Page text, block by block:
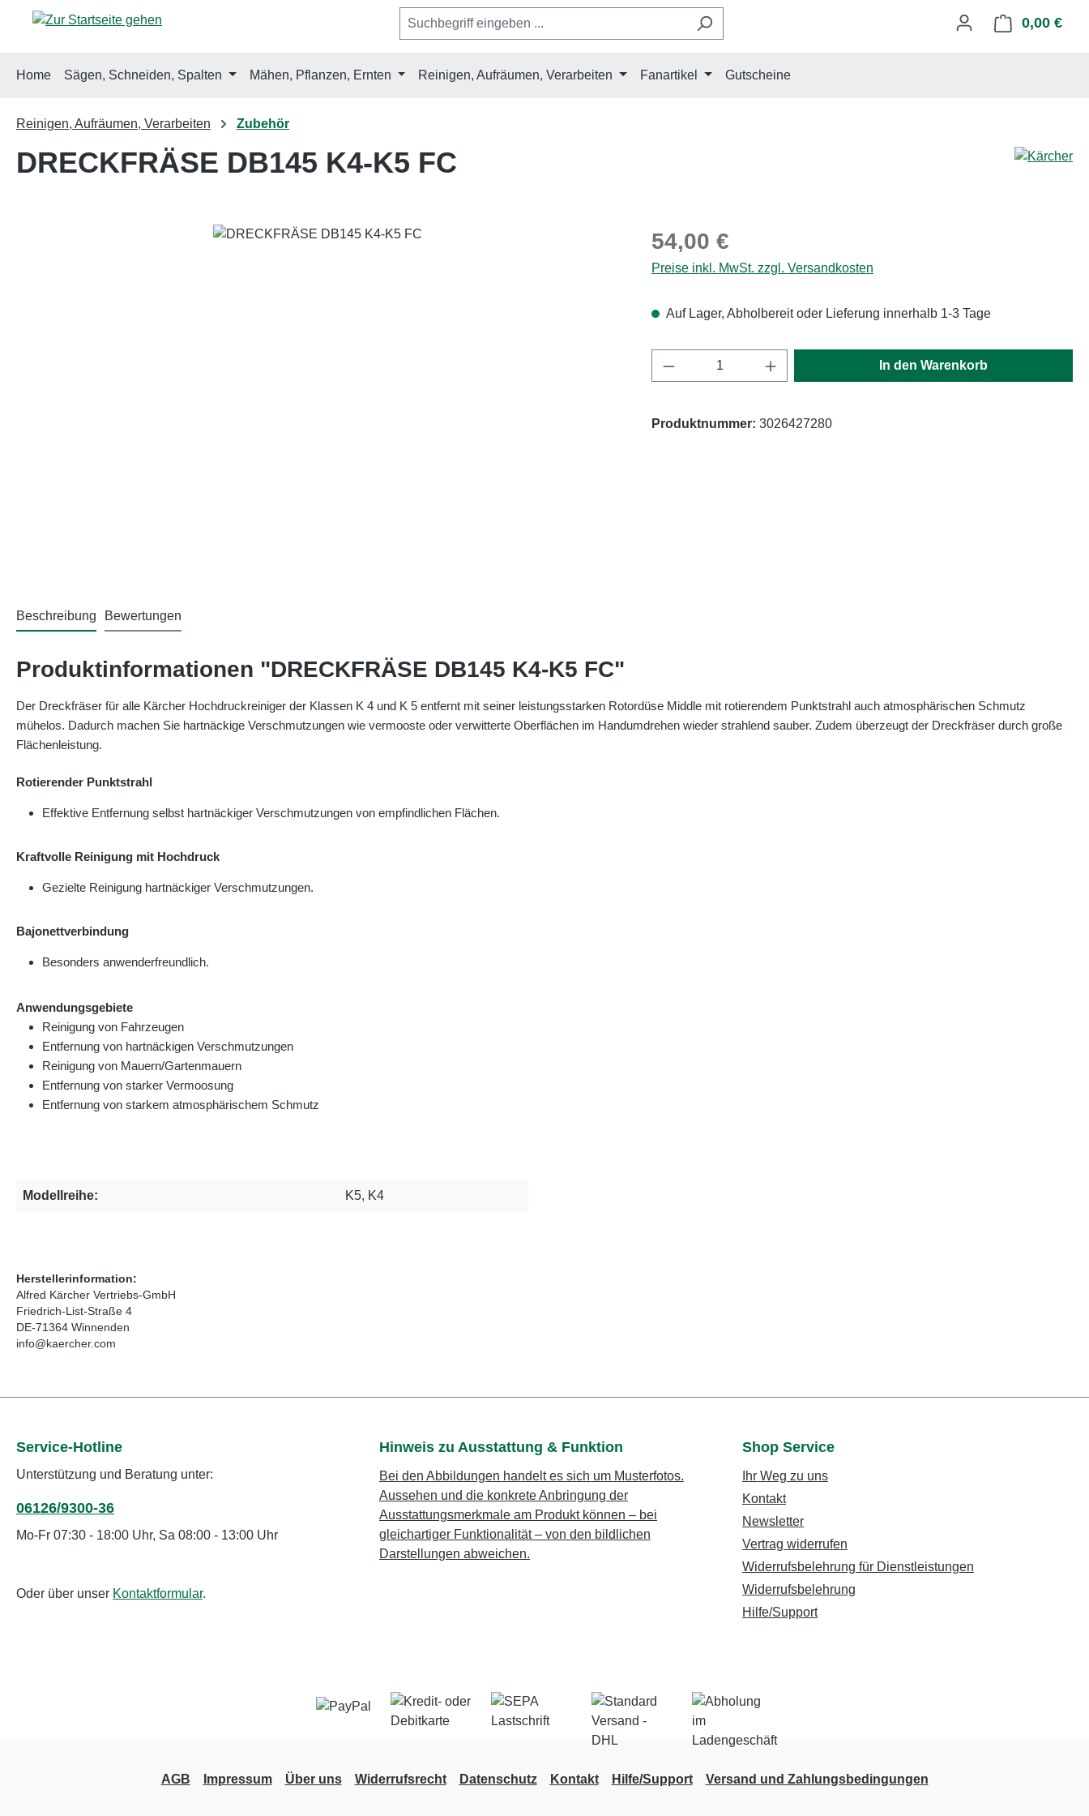
Hauptinhalt springen
Zur Suche springen
Zur Hauptnavigation springen 0,00 €
Home Sägen, Schneiden, Spalten Mähen, Pflanzen, Ernten Reinigen, Aufräumen, Verarbeiten Fanartikel Gutscheine
Reinigen, Aufräumen, Verarbeiten Zubehör
DRECKFRÄSE DB145 K4-K5 FC
Regulärer Preis:
54,00 €
Preise inkl. MwSt. zzgl. Versandkosten
Auf Lager, Abholbereit oder Lieferung innerhalb 1-3 Tage
Produkt Anzahl: Gib den gewünschten Wert ein
In den Warenkorb
Produktnummer: 3026427280
Beschreibung Bewertungen
Produktinformationen "DRECKFRÄSE DB145 K4-K5 FC"
Der Dreckfräser für alle Kärcher Hochdruckreiniger der Klassen K 4 und K 5 entfernt mit seiner leistungsstarken Rotordüse Middle mit rotierendem Punktstrahl auch atmosphärischen Schmutz
mühelos. Dadurch machen Sie hartnäckige Verschmutzungen wie vermooste oder verwitterte Oberflächen im Handumdrehen wieder strahlend sauber. Zudem überzeugt der Dreckfräser durch große
Flächenleistung.
Rotierender Punktstrahl
Effektive Entfernung selbst hartnäckiger Verschmutzungen von empfindlichen Flächen.
Kraftvolle Reinigung mit Hochdruck
Gezielte Reinigung hartnäckiger Verschmutzungen.
Bajonettverbindung
Besonders anwenderfreundlich.
Anwendungsgebiete
Reinigung von Fahrzeugen
Entfernung von hartnäckigen Verschmutzungen
Reinigung von Mauern/Gartenmauern
Entfernung von starker Vermoosung
Entfernung von starkem atmosphärischem Schmutz
Modellreihe: K5, K4
Herstellerinformation:
Alfred Kärcher Vertriebs-GmbH
Friedrich-List-Straße 4
DE-71364 Winnenden
info@kaercher.com
Service-Hotline
Unterstützung und Beratung unter:
06126/9300-36
Mo-Fr 07:30 - 18:00 Uhr, Sa 08:00 - 13:00 Uhr
Oder über unser Kontaktformular.
Hinweis zu Ausstattung & Funktion
Bei den Abbildungen handelt es sich um Musterfotos.
Aussehen und die konkrete Anbringung der
Ausstattungsmerkmale am Produkt können – bei
gleichartiger Funktionalität – von den bildlichen
Darstellungen abweichen.
Shop Service
Ihr Weg zu uns
Kontakt
Newsletter
Vertrag widerrufen
Widerrufsbelehrung für Dienstleistungen
Widerrufsbelehrung
Hilfe/Support
AGB Impressum Über uns Widerrufsrecht Datenschutz Kontakt Hilfe/Support Versand und Zahlungsbedingungen